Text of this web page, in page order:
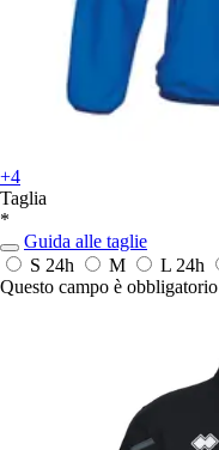
+4
Taglia
*
Guida alle taglie
S 24h M L 24h
Questo campo è obbligatorio